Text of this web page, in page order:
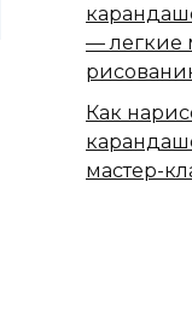
— легкие
Как
мастер-